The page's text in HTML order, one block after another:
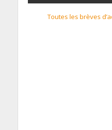
Toutes les brèves